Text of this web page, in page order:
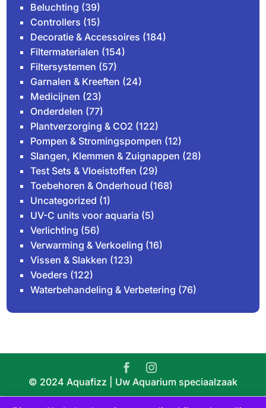
Beluchting (39)
Controllers (15)
Decoratie & Accessoires (184)
Filtermaterialen (154)
Filtersystemen (57)
Garnalen & Kreeften (24)
Medicijnen (23)
Onderdelen (77)
Plantverzorging & CO2 (122)
Pompen & Stromingspompen (12)
Slangen, Klemmen & Zuignappen (28)
Test Sets & Vloeistoffen (29)
Toebehoren & Onderhoud (168)
Uncategorized (1)
UV-C units voor aquaria (5)
Verlichting (56)
Verwarming & Verkoeling (16)
Vissen & Slakken (123)
Voeders (122)
Waterbehandeling & Verbetering (76)
© 2024 Aquafizz | Uw Aquarium speciaalzaak